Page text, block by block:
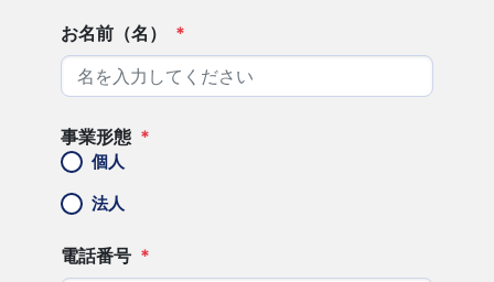
お名前（名） *
事業形態 *
個人
法人
電話番号 *